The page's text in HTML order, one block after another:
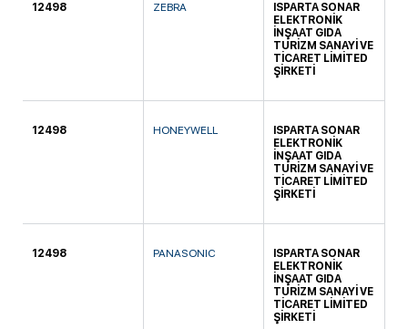
12498 ZEBRA
ISPARTA SONAR
ELEKTRONİK
İNŞAAT GIDA
TURİZM SANAYİ VE
TİCARET LİMİTED
ŞİRKETİ
12498 HONEYWELL
ISPARTA SONAR
ELEKTRONİK
İNŞAAT GIDA
TURİZM SANAYİ VE
TİCARET LİMİTED
ŞİRKETİ
12498 PANASONIC
ISPARTA SONAR
ELEKTRONİK
İNŞAAT GIDA
TURİZM SANAYİ VE
TİCARET LİMİTED
ŞİRKETİ